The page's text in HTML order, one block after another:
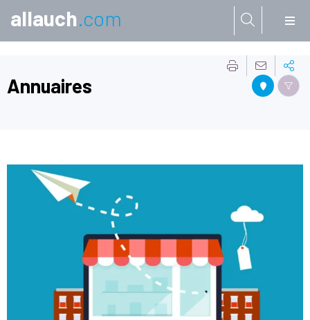
allauch.com
Annuaires